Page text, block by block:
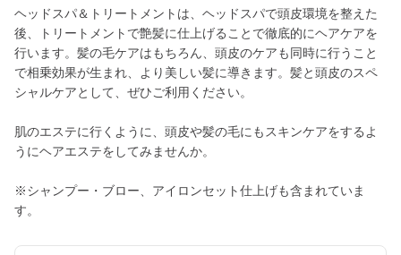
ヘッドスパ＆トリートメントは、ヘッドスパで頭皮環境を整えた
後、トリートメントで艶髪に仕上げることで徹底的にヘアケアを
行います。髪の毛ケアはもちろん、頭皮のケアも同時に行うこと
で相乗効果が生まれ、より美しい髪に導きます。髪と頭皮のスペ
シャルケアとして、ぜひご利用ください。
肌のエステに行くように、頭皮や髪の毛にもスキンケアをするよ
うにヘアエステをしてみませんか。
※シャンプー・ブロー、アイロンセット仕上げも含まれていま
す。